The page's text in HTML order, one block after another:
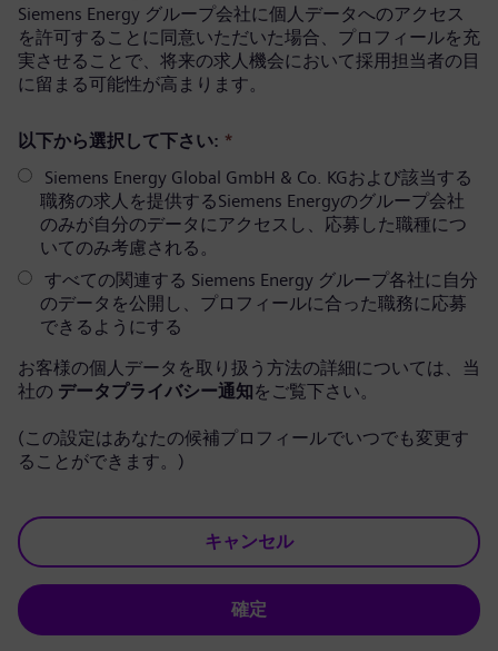
Siemens Energy グループ会社に個人データへのアクセス
を許可することに同意いただいた場合、プロフィールを充
実させることで、将来の求人機会において採用担当者の目
に留まる可能性が高まります。
以下から選択して下さい: *
Siemens Energy Global GmbH & Co. KGおよび該当する
職務の求人を提供するSiemens Energyのグループ会社
のみが自分のデータにアクセスし、応募した職種につ
いてのみ考慮される。
すべての関連する Siemens Energy グループ各社に自分
のデータを公開し、プロフィールに合った職務に応募
できるようにする
お客様の個人データを取り扱う方法の詳細については、当
社の データプライバシー通知をご覧下さい。
(この設定はあなたの候補プロフィールでいつでも変更す
ることができます。)
キャンセル
確定